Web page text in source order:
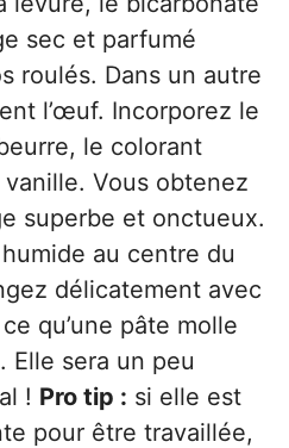
sec et parfumé
roulés. Dans un autre
l’œuf. Incorporez le
le colorant
Vous obtenez
superbe et onctueux.
au centre du
délicatement avec
qu’une pâte molle
Elle sera un peu
! Pro tip : si elle est
pour être travaillée,